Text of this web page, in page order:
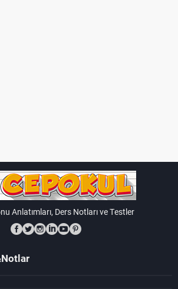
Anlatımları, Ders Notları ve Testler